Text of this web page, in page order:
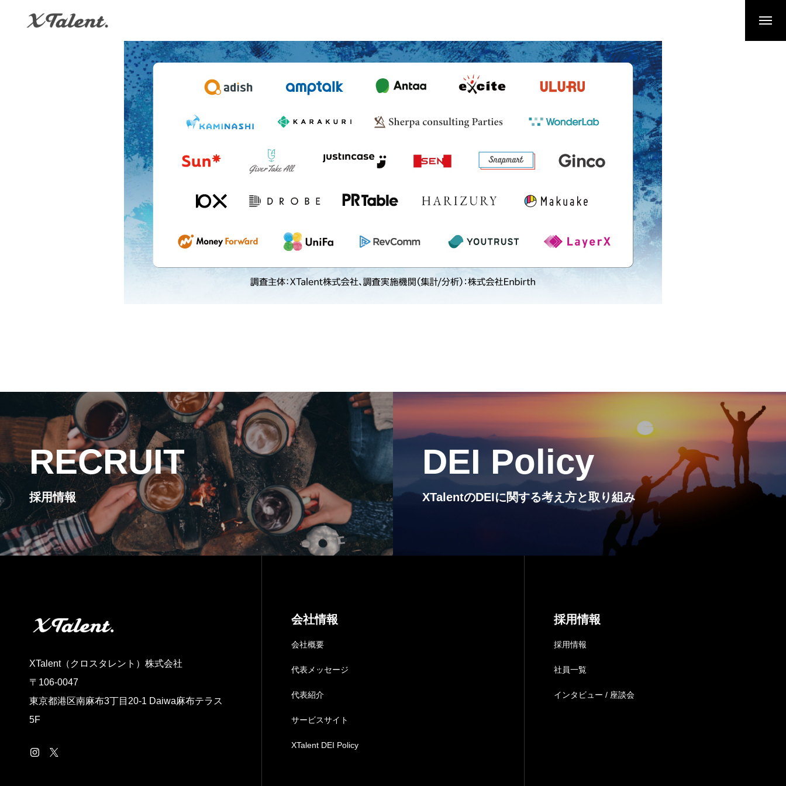
代表メッセージ
PRESIDENT
MEMBERS
CROSS TALK
インタビュー / 座談会
RECRUIT
RECRUIT
採用情報
DEI Policy
XTalentのDEIに関する考え方と取り組み
XTalent（クロスタレント）株式会社
〒106-0047
東京都港区南麻布3丁目20‐1 Daiwa麻布テラス
5F
会社情報
会社概要
代表メッセージ
代表紹介
サービスサイト
XTalent DEI Policy
採用情報
採用情報
社員一覧
インタビュー / 座談会